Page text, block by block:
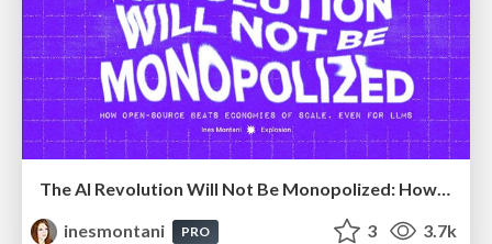
The AI Revolution Will Not Be Monopolized: How open-source beats economies of scale, even for LLMs
inesmontani
PRO 3 3.7k